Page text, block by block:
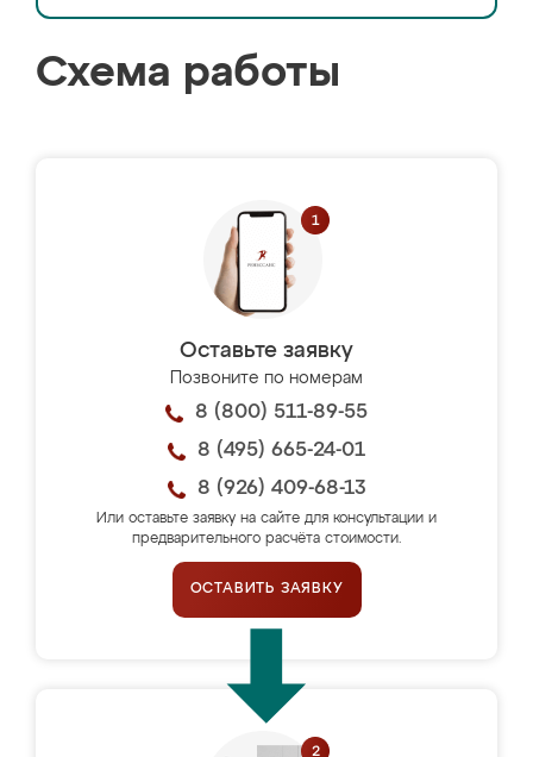
Схема работы
Оставьте заявку
Позвоните по номерам
8 (800) 511-89-55
8 (495) 665-24-01
8 (926) 409-68-13
Или оставьте заявку на сайте для консультации и
предварительного расчёта стоимости.
ОСТАВИТЬ ЗАЯВКУ